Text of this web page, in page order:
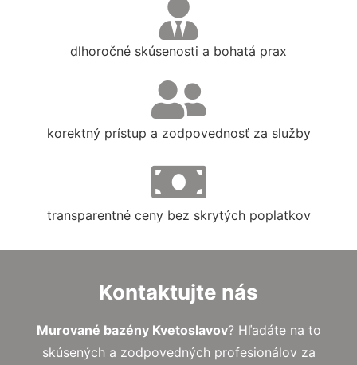
dlhoročné skúsenosti a bohatá prax
korektný prístup a zodpovednosť za služby
transparentné ceny bez skrytých poplatkov
Kontaktujte nás
Murované bazény Kvetoslavov? Hľadáte na to
skúsených a zodpovedných profesionálov za